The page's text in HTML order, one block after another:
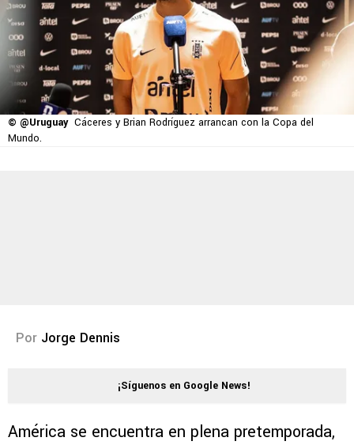
© @Uruguay Cáceres y Brian Rodríguez arrancan con la Copa del
Mundo.
Por Jorge Dennis
¡Síguenos en Google News!
América se encuentra en plena pretemporada,